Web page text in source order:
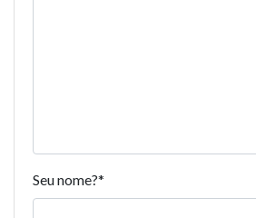
Seu nome?*